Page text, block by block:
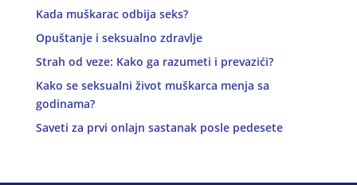
Kada muškarac odbija seks?
Opuštanje i seksualno zdravlje
Strah od veze: Kako ga razumeti i prevazići?
Kako se seksualni život muškarca menja sa
godinama?
Saveti za prvi onlajn sastanak posle pedesete